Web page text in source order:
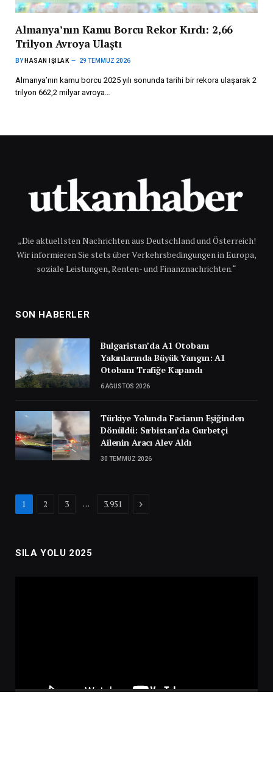
Almanya’nın Kamu Borcu Rekor Kırdı: 2,66
Trilyon Avroya Ulaştı
BY HASAN IŞILAK 29 TEMMUZ 2026
Almanya’nın kamu borcu 2025 yılı sonunda tarihi bir rekora ulaşarak 2
trilyon 662,2 milyar avroya…
„Die aktuellsten Nachrichten aus Deutschland und Österreich!
Wir informieren Sie stets über Verkehrsbedingungen in Europa,
soziale Leistungen, Renten- und Finanznachrichten.“
SON HABERLER
Bulgaristan’da A1 Otobanı
Yakınlarında Büyük Yangın: A1
Otobanı Trafiğe Kapandı
6 AĞUSTOS 2026
Türkiye Yolunda Facianın Eşiğinden
Dönüldü: Sırbistan’da Gurbetçi
Ailenin Aracı Alev Aldı
30 TEMMUZ 2026
1 2 3 … 3.951 Next
SILA YOLU 2025